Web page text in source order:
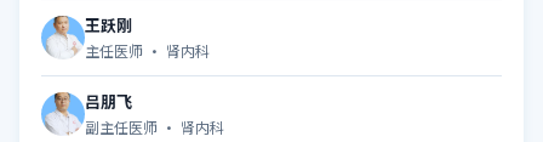
王跃刚
主任医师 · 肾内科
吕朋飞
副主任医师 · 肾内科